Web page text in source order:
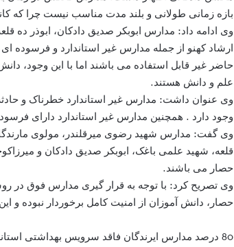
بازه زمانی طولانی و بلند مدت مناسب نیست چرا که
وی ادامه داد: مدارس ابوبکر صدیق دادکان، ابوذر ده
ارشاد کهنو از جمله مدارس غیر استاندارد و
حاضر غیر قابل استفاده می باشند اما با این وجود،
علم و دانش هستند.
وی عنوان داشت: مدارس غیر استاندارد خطرناک و
وجود دارد . همچنین مدارس غیر استاندارد دارای
وی گفت: مدارس شهید رضوی میرقلندر، مولوی
قلعه، شهید علمی باغک، ابوبکر صدیق دادکان و
حصار می باشند.
وی تصریح کرد: با توجه به قرار گیری مدارس فوق در
حصار، دانش آموزان از امنیت کامل برخوردار نبوده و
80 درصد مدارس ایرندگان فاقد سرویس بهداشتی استاندارد می باشند